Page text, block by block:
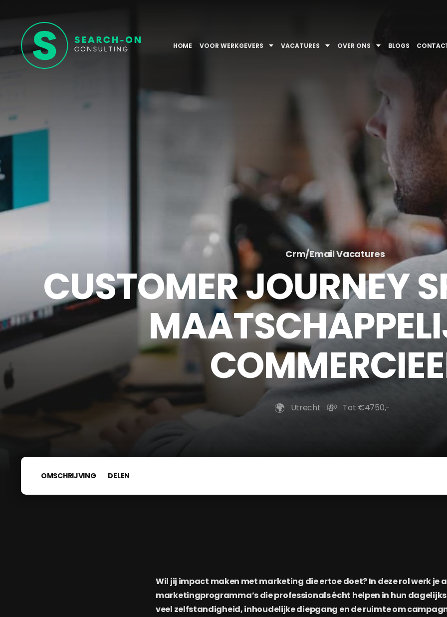
HOME VOOR WERKGEVERS VACATURES OVER ONS BLOGS
Crm/Email Vacatures
CUSTOMER JOURNEY
🌍️ Utrecht 💸 Tot €4750,-
OMSCHRIJVING DELEN
Wil jij impact maken met marketing die ertoe doet? In deze rol werk je
marketingprogramma’s die professionals écht helpen in hun
veel zelfstandigheid, inhoudelijke diepgang en de ruimte om